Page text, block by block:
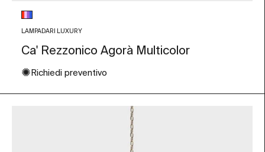
Colore vetro
Multicolore
LAMPADARI LUXURY
Ca' Rezzonico Agorà Multicolor
✺ Richiedi preventivo